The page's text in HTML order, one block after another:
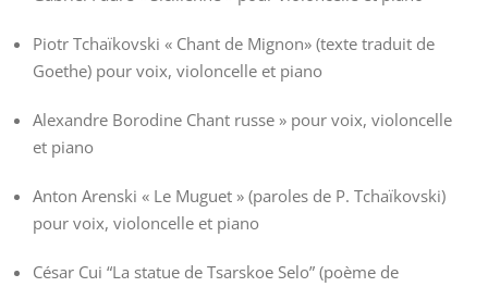
Piotr Tchaïkovski « Chant de Mignon» (texte traduit de
Goethe) pour voix, violoncelle et piano
Alexandre Borodine Chant russe » pour voix, violoncelle
et piano
Anton Arenski « Le Muguet » (paroles de P. Tchaïkovski)
pour voix, violoncelle et piano
César Cui “La statue de Tsarskoe Selo” (poème de